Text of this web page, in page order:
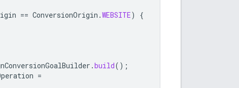
== ConversionOrigin .WEBSITE)
{
.build();
=